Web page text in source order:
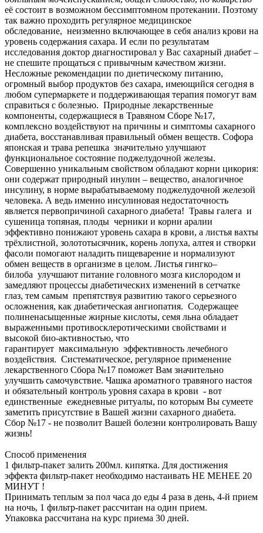
её состоит в возможном бессимптомном протекании. Поэтому
так важно проходить регулярное медицинское
обследование, неизменно включающее в себя анализ крови на
уровень содержания сахара. И если по результатам
исследования доктор диагностировал у Вас сахарный диабет –
не спешите прощаться с привычным качеством жизни.
Несложные рекомендации по диетическому питанию,
огромный выбор продуктов без сахара, имеющийся сегодня в
любом супермаркете и поддерживающая терапия помогут вам
справиться с болезнью. Природные лекарственные
компоненты, содержащиеся в Травяном Сборе №17,
комплексно воздействуют на причины и симптомы сахарного
диабета, восстанавливая правильный обмен веществ. Софора
японская и трава репешка значительно улучшают
функциональное состояние поджелудочной железы.
Совершенно уникальным свойством обладают корни цикория:
они содержат природный инулин – вещество, аналогичное
инсулину, в норме вырабатываемому поджелудочной железой
человека. А ведь именно инсулиновая недостаточность
является первопричиной сахарного диабета! Травы галега и
сушеница топяная, плоды черники и корни аралии
эффективно понижают уровень сахара в крови, а листья вахты
трёхлистной, золототысячник, корень лопуха, алтея и створки
фасоли помогают наладить пищеварение и нормализуют
обмен веществ в организме в целом. Листья гингко–
билоба улучшают питание головного мозга кислородом и
замедляют процессы диабетических изменений в сетчатке
глаз, тем самым препятствуя развитию такого серьезного
осложнения, как диабетическая ангиопатия. Содержащее
полиненасыщенные жирные кислоты, семя льна обладает
выраженными противосклеротическими свойствами и
высокой био-активностью, что
гарантирует максимальную эффективность лечебного
воздействия. Систематическое, регулярное применение
лекарственного Сбора №17 поможет Вам значительно
улучшить самочувствие. Чашка ароматного травяного настоя
и обязательный контроль уровня сахара в крови - вот
единственные ежедневные ритуалы, по которым Вы сумеете
заметить присутствие в Вашей жизни сахарного диабета.
Сбор №17 - не позволит Вашей болезни контролировать Вашу
жизнь!
Способ применения
1 фильтр-пакет залить 200мл. кипятка. Для достижения
эффекта фильтр-пакет необходимо настаивать НЕ МЕНЕЕ 20
МИНУТ !
Принимать теплым за пол часа до еды 4 раза в день, 4-й прием
на ночь, 1 фильтр-пакет рассчитан на один прием.
Упаковка рассчитана на курс приема 30 дней.